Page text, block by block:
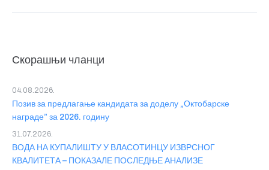
Скорашњи чланци
Позив за предлагање кандидата за доделу „Октобарске
награде” за 2026. годину
04.08.2026.
ВОДА НА КУПАЛИШТУ У ВЛАСОТИНЦУ ИЗВРСНОГ
КВАЛИТЕТА – ПОКАЗАЛЕ ПОСЛЕДЊЕ АНАЛИЗЕ
31.07.2026.